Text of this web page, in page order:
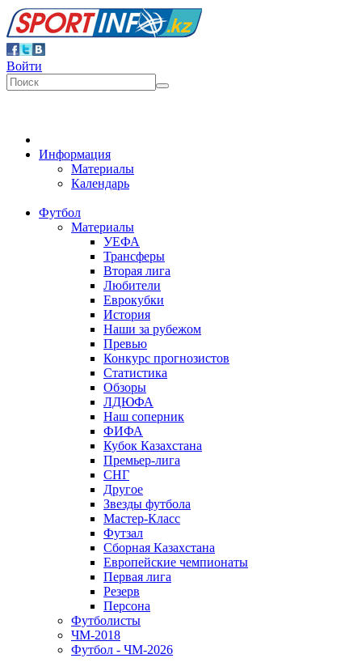
Войти
Информация
Материалы
Календарь
Футбол
Материалы
УЕФА
Трансферы
Вторая лига
Любители
Еврокубки
История
Наши за рубежом
Превью
Конкурс прогнозистов
Статистика
Обзоры
ЛДЮФА
Наш соперник
ФИФА
Кубок Казахстана
Премьер-лига
СНГ
Другое
Звезды футбола
Мастер-Класс
Футзал
Сборная Казахстана
Европейские чемпионаты
Первая лига
Резерв
Персона
Футболисты
ЧМ-2018
Футбол - ЧМ-2026